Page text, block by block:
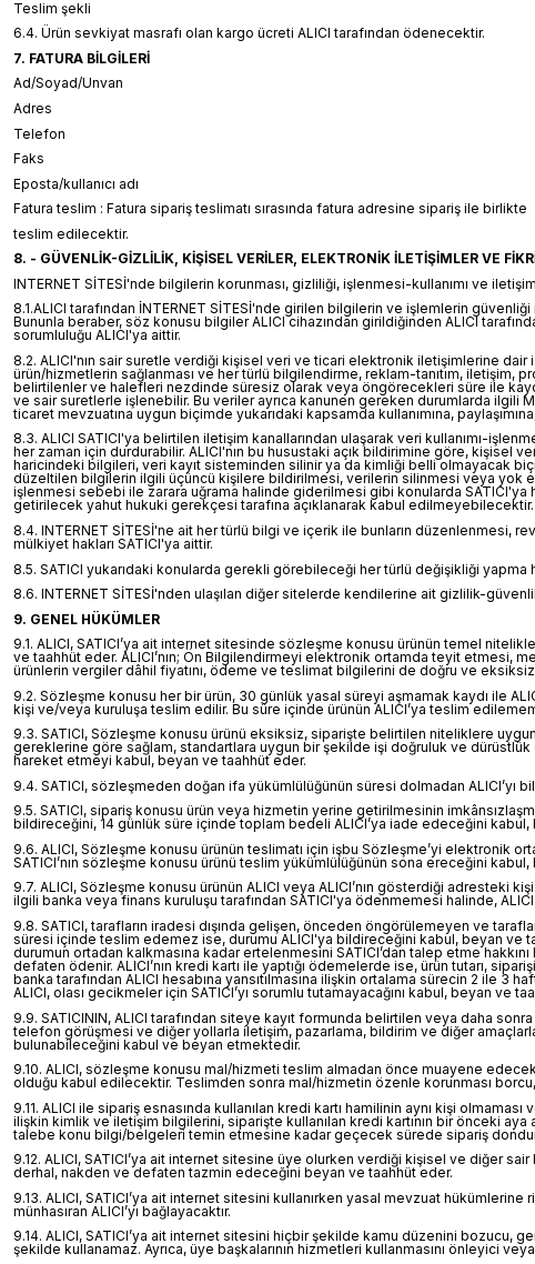
Teslim şekli
6.4. Ürün sevkiyat masrafı olan kargo ücreti ALICI tarafından ödenecektir.
7. FATURA BİLGİLERİ
Ad/Soyad/Unvan
Adres
Telefon
Faks
Eposta/kullanıcı adı
Fatura teslim : Fatura sipariş teslimatı sırasında fatura adresine sipariş ile birlikte
teslim edilecektir.
8. - GÜVENLİK-GİZLİLİK, KİŞİSEL VERİLER, ELEKTRONİK İLETİŞİMLER VE
INTERNET SİTESİ'nde bilgilerin korunması, gizliliği, işlenmesi-kullanımı ve
8.1.ALICI tarafından İNTERNET SİTESİ'nde girilen bilgilerin ve işlemlerin
Bununla beraber, söz konusu bilgiler ALICI cihazından girildiğinden ALICI
sorumluluğu ALICI'ya aittir.
8.2. ALICI'nın sair suretle verdiği kişisel veri ve ticari elektronik iletişimlerine dair
ürün/hizmetlerin sağlanması ve her türlü bilgilendirme, reklam-tanıtım, iletişim,
belirtilenler ve halefleri nezdinde süresiz olarak veya öngörecekleri süre ile
ve sair suretlerle işlenebilir. Bu veriler ayrıca kanunen gereken durumlarda
ticaret mevzuatına uygun biçimde yukarıdaki kapsamda kullanımına,
8.3. ALICI SATICI'ya belirtilen iletişim kanallarından ulaşarak veri kullanımı-
her zaman için durdurabilir. ALICI'nın bu husustaki açık bildirimine göre, kişisel
haricindeki bilgileri, veri kayıt sisteminden silinir ya da kimliği belli olmayacak
düzeltilen bilgilerin ilgili üçüncü kişilere bildirilmesi, verilerin silinmesi veya yok
işlenmesi sebebi ile zarara uğrama halinde giderilmesi gibi konularda
getirilecek yahut hukuki gerekçesi tarafına açıklanarak kabul edilmeyebilecektir.
8.4. INTERNET SİTESİ'ne ait her türlü bilgi ve içerik ile bunların düzenlenmesi,
mülkiyet hakları SATICI'ya aittir.
8.5. SATICI yukarıdaki konularda gerekli görebileceği her türlü değişikliği yapma
8.6. INTERNET SİTESİ'nden ulaşılan diğer sitelerde kendilerine ait gizlilik-
9. GENEL HÜKÜMLER
9.1. ALICI, SATICI’ya ait internet sitesinde sözleşme konusu ürünün temel
ve taahhüt eder. ALICI’nın; Ön Bilgilendirmeyi elektronik ortamda teyit etmesi,
ürünlerin vergiler dâhil fiyatını, ödeme ve teslimat bilgilerini de doğru ve
9.2. Sözleşme konusu her bir ürün, 30 günlük yasal süreyi aşmamak kaydı ile
kişi ve/veya kuruluşa teslim edilir. Bu süre içinde ürünün ALICI’ya teslim
9.3. SATICI, Sözleşme konusu ürünü eksiksiz, siparişte belirtilen niteliklere
gereklerine göre sağlam, standartlara uygun bir şekilde işi doğruluk ve
hareket etmeyi kabul, beyan ve taahhüt eder.
9.4. SATICI, sözleşmeden doğan ifa yükümlülüğünün süresi dolmadan ALICI’yı
9.5. SATICI, sipariş konusu ürün veya hizmetin yerine getirilmesinin
bildireceğini, 14 günlük süre içinde toplam bedeli ALICI’ya iade edeceğini kabul,
9.6. ALICI, Sözleşme konusu ürünün teslimatı için işbu Sözleşme’yi
SATICI’nın sözleşme konusu ürünü teslim yükümlülüğünün sona ereceğini
9.7. ALICI, Sözleşme konusu ürünün ALICI veya ALICI’nın gösterdiği adresteki
ilgili banka veya finans kuruluşu tarafından SATICI'ya ödenmemesi halinde,
9.8. SATICI, tarafların iradesi dışında gelişen, önceden öngörülemeyen ve
süresi içinde teslim edemez ise, durumu ALICI'ya bildireceğini kabul, beyan
durumun ortadan kalkmasına kadar ertelenmesini SATICI’dan talep etme
defaten ödenir. ALICI’nın kredi kartı ile yaptığı ödemelerde ise, ürün tutarı,
banka tarafından ALICI hesabına yansıtılmasına ilişkin ortalama sürecin 2 ile 3
ALICI, olası gecikmeler için SATICI’yı sorumlu tutamayacağını kabul, beyan ve
9.9. SATICININ, ALICI tarafından siteye kayıt formunda belirtilen veya daha
telefon görüşmesi ve diğer yollarla iletişim, pazarlama, bildirim ve diğer
bulunabileceğini kabul ve beyan etmektedir.
9.10. ALICI, sözleşme konusu mal/hizmeti teslim almadan önce muayene
olduğu kabul edilecektir. Teslimden sonra mal/hizmetin özenle korunması borcu,
9.11. ALICI ile sipariş esnasında kullanılan kredi kartı hamilinin aynı kişi
ilişkin kimlik ve iletişim bilgilerini, siparişte kullanılan kredi kartının bir önceki aya
talebe konu bilgi/belgeleri temin etmesine kadar geçecek sürede sipariş
9.12. ALICI, SATICI’ya ait internet sitesine üye olurken verdiği kişisel ve diğer sair
derhal, nakden ve defaten tazmin edeceğini beyan ve taahhüt eder.
9.13. ALICI, SATICI’ya ait internet sitesini kullanırken yasal mevzuat
münhasıran ALICI’yı bağlayacaktır.
9.14. ALICI, SATICI’ya ait internet sitesini hiçbir şekilde kamu düzenini bozucu,
şekilde kullanamaz. Ayrıca, üye başkalarının hizmetleri kullanmasını önleyici